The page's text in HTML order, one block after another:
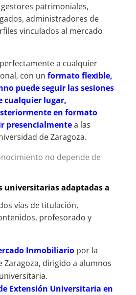
patrimoniales,
administradores de
vinculados al mercado
a cualquier
con un formato flexible,
puede seguir las sesiones
cualquier lugar,
en formato
presencialmentea las
de Zaragoza.
no depende de
universitarias adaptadas a
vías de titulación,
profesorado y
Inmobiliariopor la
Zaragoza, dirigido a alumnos
Extensión Universitaria en